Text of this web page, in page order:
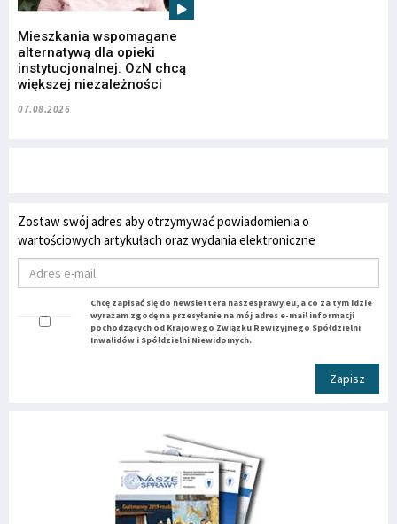
Mieszkania wspomagane
alternatywą dla opieki
instytucjonalnej. OzN chcą
większej niezależności
07.08.2026
Zostaw swój adres aby otrzymywać powiadomienia o
wartościowych artykułach oraz wydania elektroniczne
Chcę zapisać się do newslettera naszesprawy.eu, a co za tym idzie
wyrażam zgodę na przesyłanie na mój adres e-mail informacji
pochodzących od Krajowego Związku Rewizyjnego Spółdzielni
Inwalidów i Spółdzielni Niewidomych.
Zapisz